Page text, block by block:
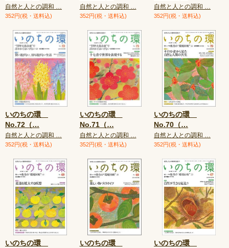
自然と人との調和 …
352円(税・送料込)
自然と人との調和 …
352円(税・送料込)
自然と人との調和 …
352円(税・送料込)
いのちの環
No.72（…
自然と人との調和 …
352円(税・送料込)
いのちの環
No.71（…
自然と人との調和 …
352円(税・送料込)
いのちの環
No.70（…
自然と人との調和 …
352円(税・送料込)
いのちの環
いのちの環
いのちの環